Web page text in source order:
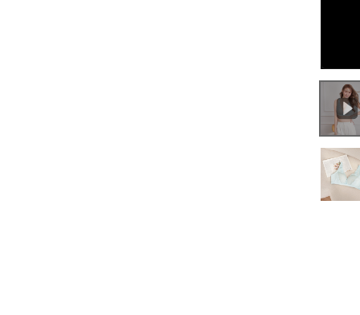
0:00
/
0:17